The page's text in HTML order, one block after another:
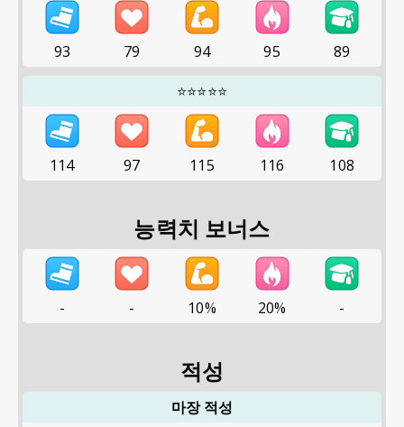
93 79 94 95
89
⭐⭐⭐⭐⭐
114 97 115 116 108
능력치 보너스
- - 10% 20% -
적성
마장 적성